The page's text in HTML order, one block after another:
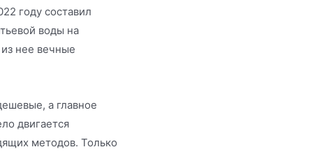
году составил
воды на
нее вечные
а главное
двигается
методов. Только